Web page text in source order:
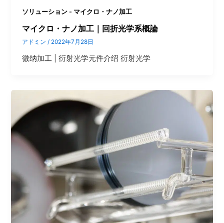
ソリューション - マイクロ・ナノ加工
マイクロ・ナノ加工｜回折光学系概論
アドミン/ 2022年7月28日
微纳加工 | 衍射光学元件介绍 衍射光学